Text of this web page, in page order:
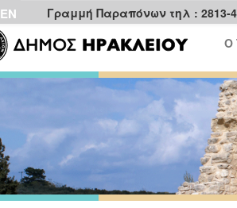
EN Γραμμή Παραπόνων τηλ : 2813-
Ο